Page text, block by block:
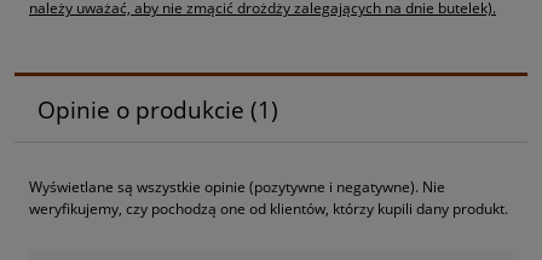
należy uważać, aby nie zmącić drożdży zalegających na dnie butelek).
Opinie o produkcie (1)
Wyświetlane są wszystkie opinie (pozytywne i negatywne). Nie
weryfikujemy, czy pochodzą one od klientów, którzy kupili dany produkt.